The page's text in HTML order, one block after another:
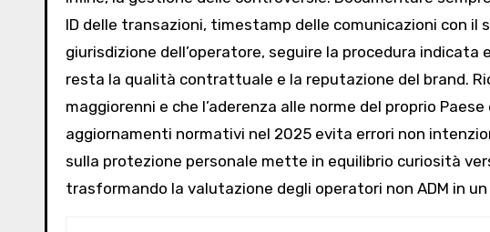
ID delle transazioni, timestamp delle comunicazioni con il
giurisdizione dell’operatore, seguire la procedura
resta la qualità contrattuale e la reputazione del brand.
maggiorenni e che l’aderenza alle norme del proprio
aggiornamenti normativi nel 2025 evita errori non
sulla protezione personale mette in equilibrio curiosità
trasformando la valutazione degli operatori non ADM in